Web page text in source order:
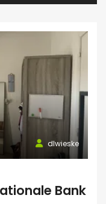
dlwieske
Bank